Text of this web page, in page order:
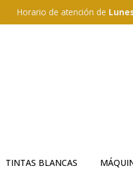
Horario de atención de
TINTAS BLANCAS